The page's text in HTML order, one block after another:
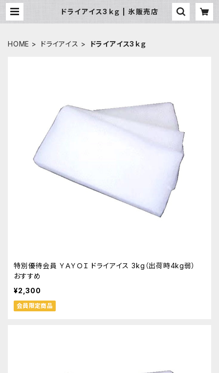
ドライアイス3ｋｇ | 氷販売店
HOME ドライアイス ドライアイス3ｋｇ
特別優待会員 ＹＡＹＯＩ ドライアイス 3kg（出荷時4kg弱）
おすすめ
¥2,300
会員限定商品